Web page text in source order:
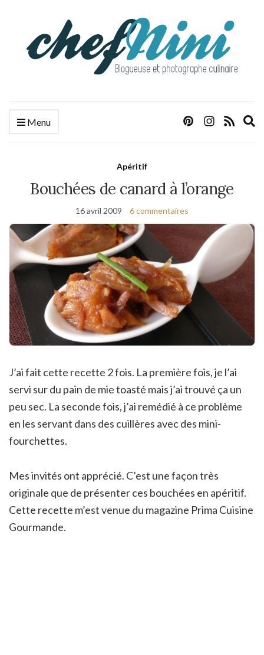
Menu
Apéritif
Bouchées de canard à l’orange
16 avril 2009 6 commentaires
J’ai fait cette recette 2 fois. La première fois, je l’ai
servi sur du pain de mie toasté mais j’ai trouvé ça un
peu sec. La seconde fois, j’ai remédié à ce problème
en les servant dans des cuillères avec des mini-
fourchettes.
Mes invités ont apprécié. C’est une façon très
originale que de présenter ces bouchées en apéritif.
Cette recette m’est venue du magazine Prima Cuisine
Gourmande.